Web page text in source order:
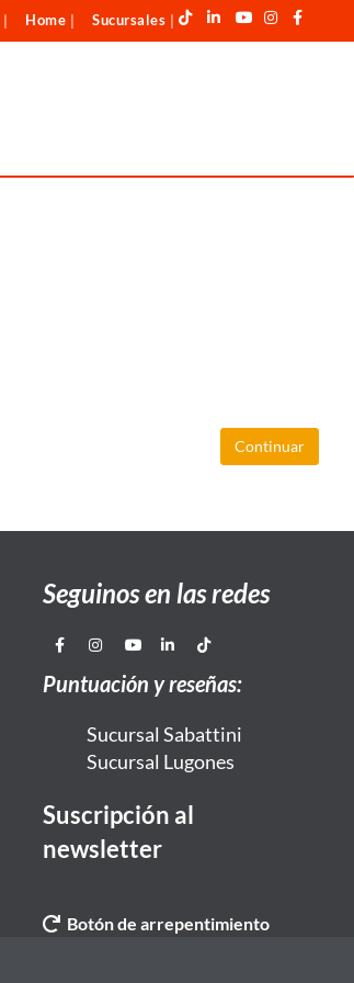
Home Sucursales
Continuar
Seguinos en las redes
Puntuación y reseñas:
Sucursal Sabattini
Sucursal Lugones
Suscripción al
newsletter
Botón de arrepentimiento